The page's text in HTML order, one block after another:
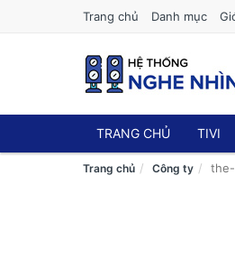
Trang chủ Danh mục
TRANG CHỦ TIVI
Trang chủ Công ty